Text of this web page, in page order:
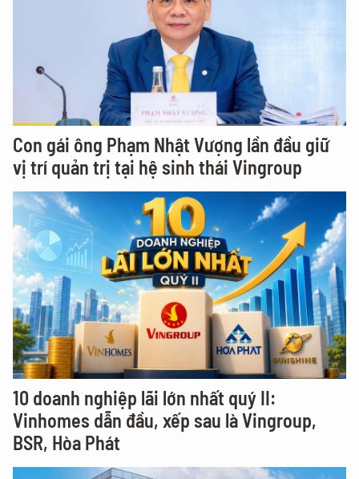
Con gái ông Phạm Nhật Vượng lần đầu giữ
vị trí quản trị tại hệ sinh thái Vingroup
10 doanh nghiệp lãi lớn nhất quý II:
Vinhomes dẫn đầu, xếp sau là Vingroup,
BSR, Hòa Phát